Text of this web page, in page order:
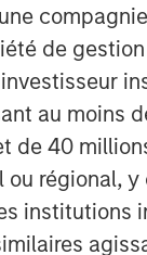
de
au moins
de 40
régional,
institutions